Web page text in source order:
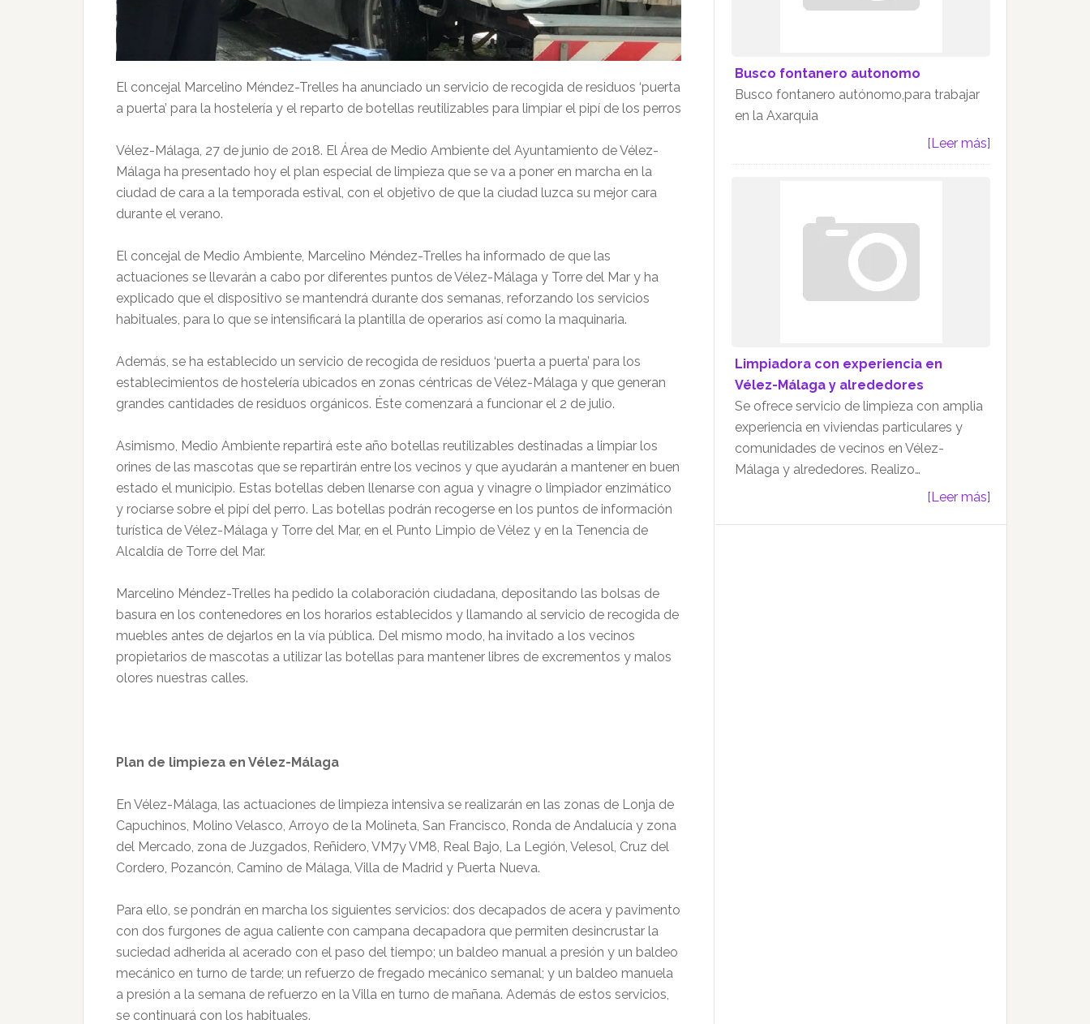
El concejal Marcelino Méndez-Trelles ha anunciado un servicio de recogida de residuos ‘puerta
a puerta’ para la hostelería y el reparto de botellas reutilizables para limpiar el pipí de los perros
Vélez-Málaga, 27 de junio de 2018. El Área de Medio Ambiente del Ayuntamiento de Vélez-
Málaga ha presentado hoy el plan especial de limpieza que se va a poner en marcha en la
ciudad de cara a la temporada estival, con el objetivo de que la ciudad luzca su mejor cara
durante el verano.
El concejal de Medio Ambiente, Marcelino Méndez-Trelles ha informado de que las
actuaciones se llevarán a cabo por diferentes puntos de Vélez-Málaga y Torre del Mar y ha
explicado que el dispositivo se mantendrá durante dos semanas, reforzando los servicios
habituales, para lo que se intensificará la plantilla de operarios así como la maquinaria.
Además, se ha establecido un servicio de recogida de residuos ‘puerta a puerta’ para los
establecimientos de hostelería ubicados en zonas céntricas de Vélez-Málaga y que generan
grandes cantidades de residuos orgánicos. Éste comenzará a funcionar el 2 de julio.
Asimismo, Medio Ambiente repartirá este año botellas reutilizables destinadas a limpiar los
orines de las mascotas que se repartirán entre los vecinos y que ayudarán a mantener en buen
estado el municipio. Estas botellas deben llenarse con agua y vinagre o limpiador enzimático
y rociarse sobre el pipí del perro. Las botellas podrán recogerse en los puntos de información
turística de Vélez-Málaga y Torre del Mar, en el Punto Limpio de Vélez y en la Tenencia de
Alcaldía de Torre del Mar.
Marcelino Méndez-Trelles ha pedido la colaboración ciudadana, depositando las bolsas de
basura en los contenedores en los horarios establecidos y llamando al servicio de recogida de
muebles antes de dejarlos en la vía pública. Del mismo modo, ha invitado a los vecinos
propietarios de mascotas a utilizar las botellas para mantener libres de excrementos y malos
olores nuestras calles.
Plan de limpieza en Vélez-Málaga
En Vélez-Málaga, las actuaciones de limpieza intensiva se realizarán en las zonas de Lonja de
Capuchinos, Molino Velasco, Arroyo de la Molineta, San Francisco, Ronda de Andalucía y zona
del Mercado, zona de Juzgados, Reñidero, VM7y VM8, Real Bajo, La Legión, Velesol, Cruz del
Cordero, Pozancón, Camino de Málaga, Villa de Madrid y Puerta Nueva.
Para ello, se pondrán en marcha los siguientes servicios: dos decapados de acera y pavimento
con dos furgones de agua caliente con campana decapadora que permiten desincrustar la
suciedad adherida al acerado con el paso del tiempo; un baldeo manual a presión y un baldeo
mecánico en turno de tarde; un refuerzo de fregado mecánico semanal; y un baldeo manuela
a presión a la semana de refuerzo en la Villa en turno de mañana. Además de estos servicios,
se continuará con los habituales.
Busco fontanero autonomo
Busco fontanero autónomo,para trabajar
en la Axarquia
[Leer más]
Limpiadora con experiencia en
Vélez-Málaga y alrededores
Se ofrece servicio de limpieza con amplia
experiencia en viviendas particulares y
comunidades de vecinos en Vélez-
Málaga y alrededores. Realizo…
[Leer más]